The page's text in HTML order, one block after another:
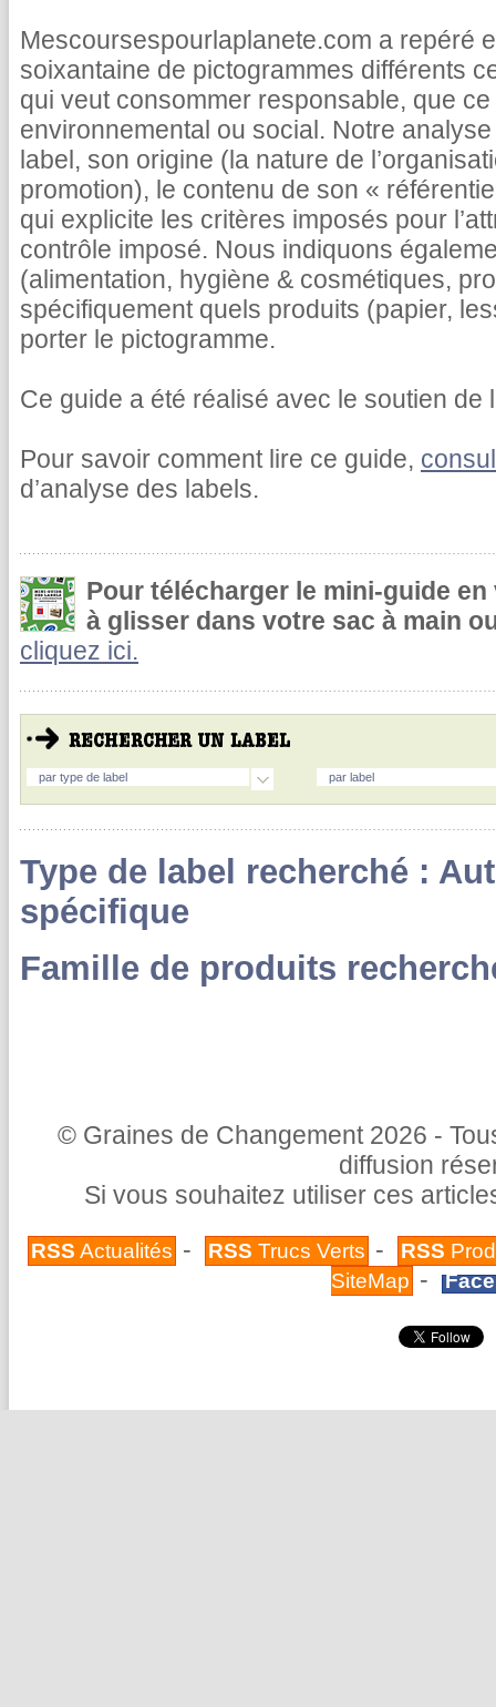
Mescoursespourlaplanete.com a repéré
soixantaine de pictogrammes différents
qui veut consommer responsable, que ce
environnemental ou social. Notre
label, son origine (la nature de
promotion), le contenu de son «
qui explicite les critères imposés pour
contrôle imposé. Nous indiquons
(alimentation, hygiène & cosmétiques,
spécifiquement quels produits (papier,
porter le pictogramme.
Ce guide a été réalisé avec le soutien de
Pour savoir comment lire ce guide,
d’analyse des labels.
Pour télécharger le mini-guide
à glisser dans votre sac à main
cliquez ici.
par type de label par label
Type de label recherché :
spécifique
Famille de produits
© Graines de Changement 2026 -
diffusion
Si vous souhaitez utiliser ces
RSS Actualités - RSS Trucs Verts - RSS
SiteMap -